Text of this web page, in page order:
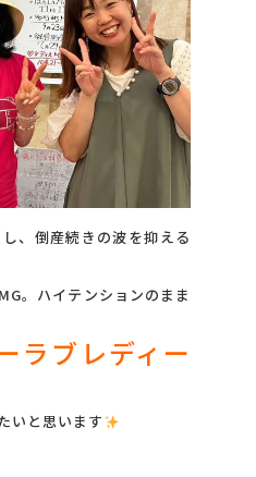
、倒産続きの波を抑える
。ハイテンションのまま
ラブレディー
いと思います